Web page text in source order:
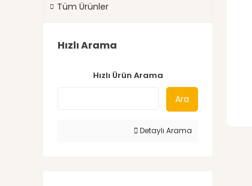
Tüm Ürünler
Hızlı Arama
Hızlı Ürün Arama
Ara
Detaylı Arama